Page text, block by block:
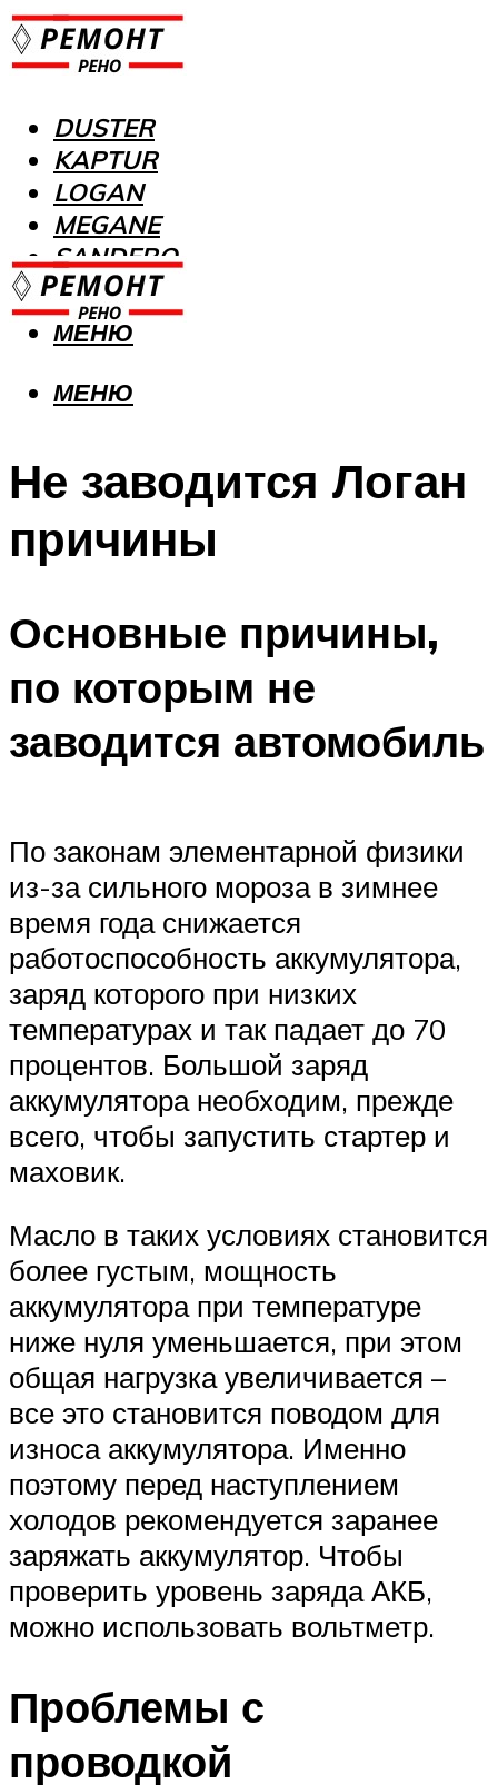
DUSTER
KAPTUR
LOGAN
MEGANE
SANDERO
МЕНЮ
МЕНЮ
Не заводится Логан
причины
Основные причины,
по которым не
заводится автомобиль
По законам элементарной физики
из-за сильного мороза в зимнее
время года снижается
работоспособность аккумулятора,
заряд которого при низких
температурах и так падает до 70
процентов. Большой заряд
аккумулятора необходим, прежде
всего, чтобы запустить стартер и
маховик.
Масло в таких условиях становится
более густым, мощность
аккумулятора при температуре
ниже нуля уменьшается, при этом
общая нагрузка увеличивается –
все это становится поводом для
износа аккумулятора. Именно
поэтому перед наступлением
холодов рекомендуется заранее
заряжать аккумулятор. Чтобы
проверить уровень заряда АКБ,
можно использовать вольтметр.
Проблемы с
проводкой